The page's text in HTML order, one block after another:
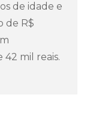
de idade e
de R$
42 mil reais.